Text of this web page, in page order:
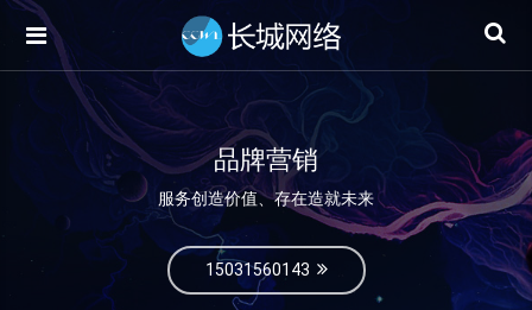
品牌营销
服务创造价值、存在造就未来
15031560143